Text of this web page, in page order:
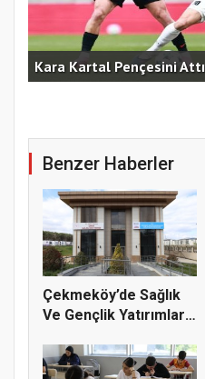
Kara Kartal Pençesini Attı
Benzer Haberler
Çekmeköy’de Sağlık
Ve Gençlik Yatırımları